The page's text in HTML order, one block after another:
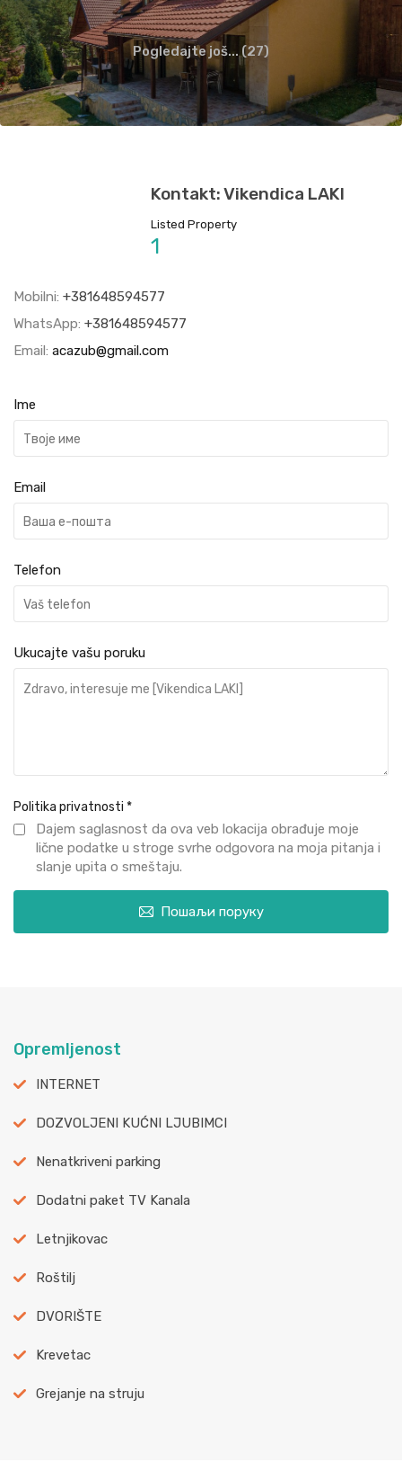
Pogledajte još... (27)
Kontakt: Vikendica LAKI
Listed Property
1
Mobilni: +381648594577
WhatsApp: +381648594577
Email: acazub@gmail.com
Ime
Email
Telefon
Ukucajte vašu poruku
Politika privatnosti *
Dajem saglasnost da ova veb lokacija obrađuje moje
lične podatke u stroge svrhe odgovora na moja pitanja i
slanje upita o smeštaju.
Пошаљи поруку
Opremljenost
INTERNET
DOZVOLJENI KUĆNI LJUBIMCI
Nenatkriveni parking
Dodatni paket TV Kanala
Letnjikovac
Roštilj
DVORIŠTE
Krevetac
Grejanje na struju